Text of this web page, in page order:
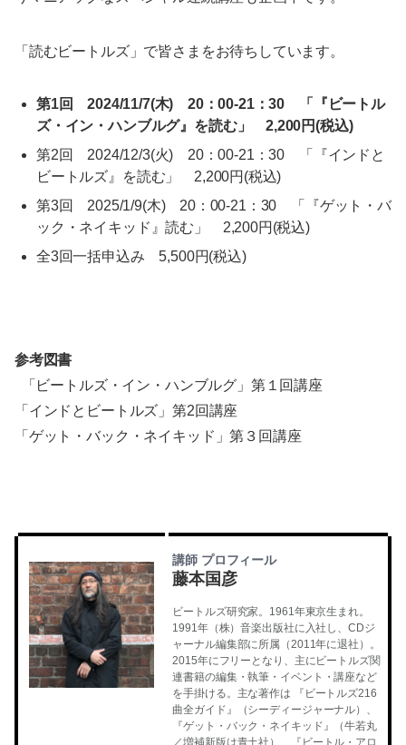
「読むビートルズ」で皆さまをお待ちしています。
第1回 2024/11/7(木) 20：00-21：30 「『ビートル
ズ・イン・ハンブルグ』を読む」 2,200円(税込)
第2回 2024/12/3(火) 20：00-21：30 「『インドと
ビートルズ』を読む」 2,200円(税込)
第3回 2025/1/9(木) 20：00-21：30 「『ゲット・バ
ック・ネイキッド』読む」 2,200円(税込)
全3回一括申込み 5,500円(税込)
参考図書
「ビートルズ・イン・ハンブルグ」第１回講座
「インドとビートルズ」第2回講座
「ゲット・バック・ネイキッド」第３回講座
講師 プロフィール
藤本国彦
ビートルズ研究家。1961年東京生まれ。
1991年（株）音楽出版社に入社し、CDジ
ャーナル編集部に所属（2011年に退社）。
2015年にフリーとなり、主にビートルズ関
連書籍の編集・執筆・イベント・講座など
を手掛ける。主な著作は 『ビートルズ216
曲全ガイド』（シーディージャーナル）、
『ゲット・バック・ネイキッド』（牛若丸
／増補新版は青土社）、『ビートル・アロ